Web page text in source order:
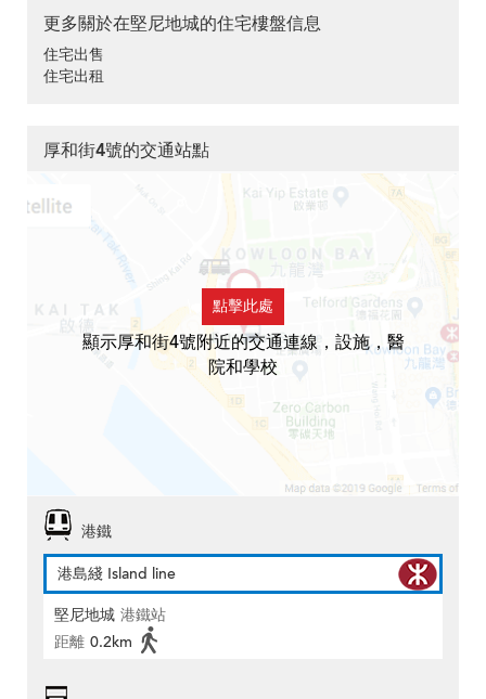
更多關於在堅尼地城的住宅樓盤信息
住宅出售
住宅出租
厚和街4號的交通站點
點擊此處
顯示厚和街4號附近的交通連線，設施，醫
院和學校
港鐵
港島綫 Island line
堅尼地城 港鐵站
距離 0.2km